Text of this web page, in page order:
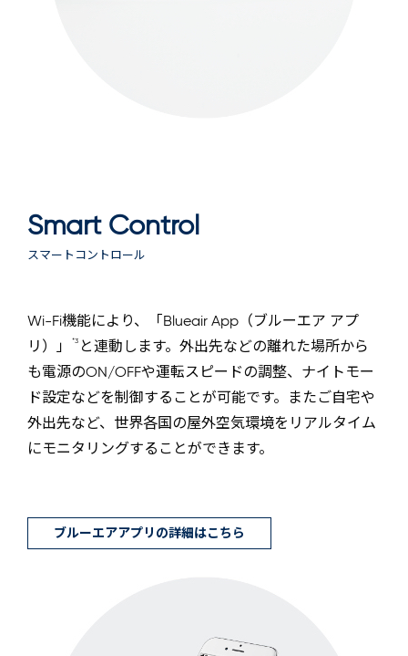
Smart Control
スマートコントロール
Wi-Fi機能により、「Blueair App（ブルーエア アプ
リ）」
*3 と連動します。外出先などの離れた場所から
も電源のON/OFFや運転スピードの調整、ナイトモー
ド設定などを制御することが可能です。またご自宅や
外出先など、世界各国の屋外空気環境をリアルタイム
にモニタリングすることができます。
ブルーエアアプリの詳細はこちら